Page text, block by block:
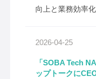
向上と業務効率
2026-04-25
「SOBA Tech
ップトークに